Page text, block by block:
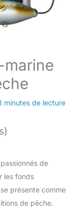
marine
minutes de lecture
de
les fonds
présente comme
de pêche.